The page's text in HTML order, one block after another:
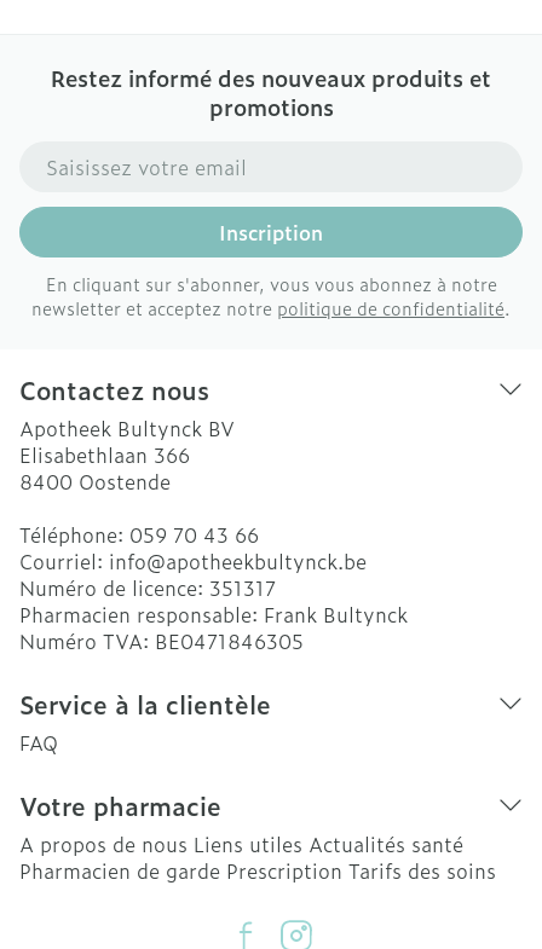
Restez informé des nouveaux produits et
promotions
Adresse mail
Inscription
En cliquant sur s'abonner, vous vous abonnez à notre
newsletter et acceptez notre politique de confidentialité.
Contactez nous
Apotheek Bultynck BV
Elisabethlaan 366
8400 Oostende
Téléphone: 059 70 43 66
Courriel: info@apotheekbultynck.be
Numéro de licence: 351317
Pharmacien responsable: Frank Bultynck
Numéro TVA: BE0471846305
Service à la clientèle
FAQ
Votre pharmacie
A propos de nous Liens utiles Actualités santé
Pharmacien de garde Prescription Tarifs des soins